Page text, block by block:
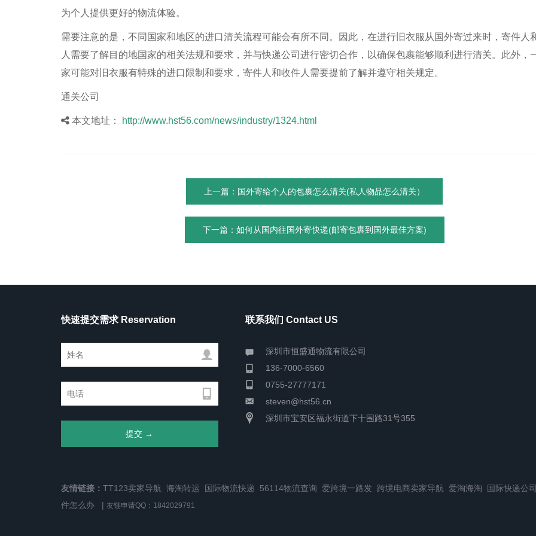
为个人提供更好的物流体验。
需要注意的是，不同国家和地区的进口清关流程可能会有所不同。因此，在进行旧衣服从国外寄过来时，寄件人
人需要了解目的地国家的相关法规和要求，并与快递公司进行密切合作，以确保包裹能够顺利进行清关。此外，
家可能对旧衣服有特殊的进口限制和要求，寄件人和收件人需要提前了解并遵守相关规定。
通关公司
本文地址： http://www.hst56.com/news/industry/1324.html
上一篇：国外寄给个人的包裹怎么清关(私人物品怎么清关）
下一篇：如何从国内往国外寄快递(邮寄包裹到国外最佳方案)
快速提交需求 Reservation 联系我们 Contact US
深圳市恒盛通物流有限公司
136-7000-6560
0755-27777171
steven@hst56.cn
深圳市宝安区福永街道下十围路31号355
友情链接： TT123卖家导航 海淘转运 国际物流快递 56114物流查询 爱跨境一路发 跨境电商卖家导航 爱淘海淘 国际快递公司
件怎么办 | 友链申请QQ：1842029791